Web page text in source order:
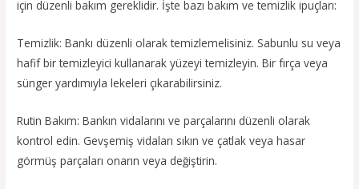
için düzenli bakım gereklidir. İşte bazı bakım ve temizlik ipuçları:
Temizlik: Bankı düzenli olarak temizlemelisiniz. Sabunlu su veya
hafif bir temizleyici kullanarak yüzeyi temizleyin. Bir fırça veya
sünger yardımıyla lekeleri çıkarabilirsiniz.
Rutin Bakım: Bankın vidalarını ve parçalarını düzenli olarak
kontrol edin. Gevşemiş vidaları sıkın ve çatlak veya hasar
görmüş parçaları onarın veya değiştirin.